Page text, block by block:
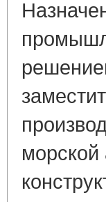
морской